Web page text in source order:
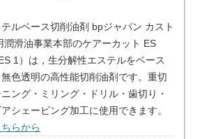
ルベース切削油剤 bpジャパン カスト
潤滑油事業本部のケアーカット ES
1）は，生分解性エステルをベース
色透明の高性能切削油剤です。重切
ング・ミリング・ドリル・歯切り・
シェービング加工に使用できます。
らから